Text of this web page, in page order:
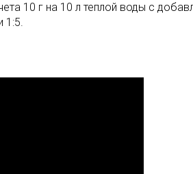
10 г на 10 л теплой воды с
1:5.